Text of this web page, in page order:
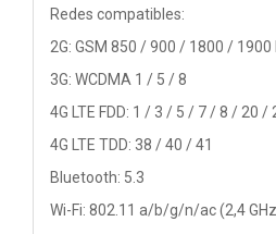
Redes compatibles:
2G: GSM 850 / 900 / 1800 / 1900
3G: WCDMA 1 / 5 / 8
4G LTE FDD: 1 / 3 / 5 / 7 / 8 / 20 /
4G LTE TDD: 38 / 40 / 41
Bluetooth: 5.3
Wi-Fi: 802.11 a/b/g/n/ac (2,4